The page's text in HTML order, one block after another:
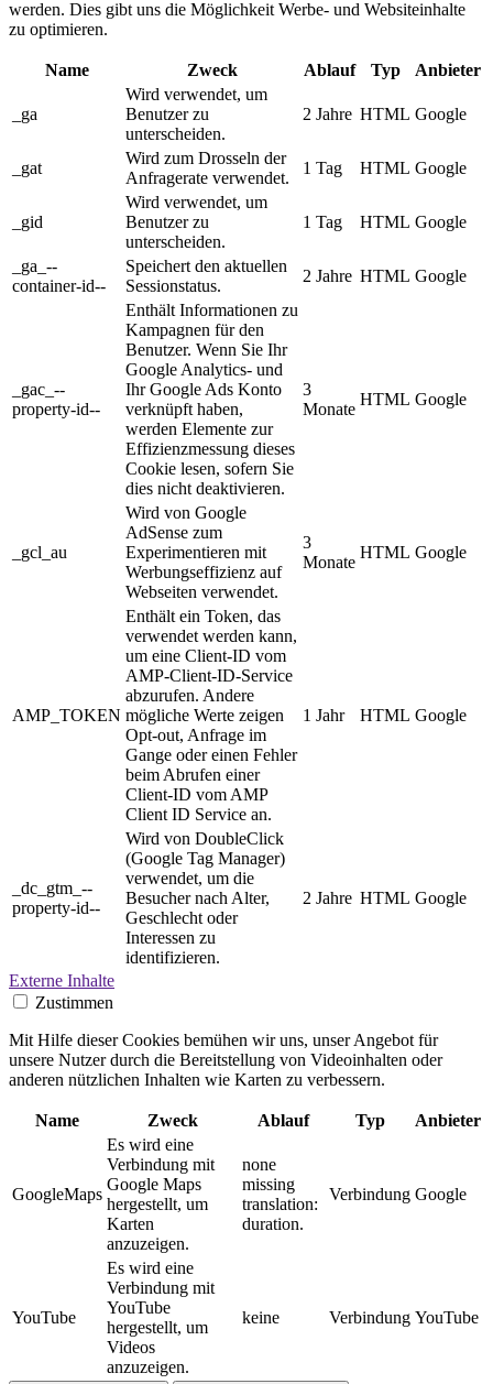
werden. Dies gibt uns die Möglichkeit Werbe- und Websiteinhalte
zu optimieren.
Name Zweck Ablauf Typ Anbieter
_ga
Wird verwendet, um
Benutzer zu
unterscheiden.
2 Jahre HTML Google
_gat
Wird zum Drosseln der
Anfragerate verwendet.
1 Tag HTML Google
_gid
Wird verwendet, um
Benutzer zu
unterscheiden.
1 Tag HTML Google
_ga_--
container-id--
Speichert den aktuellen
Sessionstatus.
2 Jahre HTML Google
_gac_--
property-id--
Enthält Informationen zu
Kampagnen für den
Benutzer. Wenn Sie Ihr
Google Analytics- und
Ihr Google Ads Konto
verknüpft haben,
werden Elemente zur
Effizienzmessung dieses
Cookie lesen, sofern Sie
dies nicht deaktivieren.
3
Monate
HTML Google
_gcl_au
Wird von Google
AdSense zum
Experimentieren mit
Werbungseffizienz auf
Webseiten verwendet.
3
Monate
HTML Google
AMP_TOKEN
Enthält ein Token, das
verwendet werden kann,
um eine Client-ID vom
AMP-Client-ID-Service
abzurufen. Andere
mögliche Werte zeigen
Opt-out, Anfrage im
Gange oder einen Fehler
beim Abrufen einer
Client-ID vom AMP
Client ID Service an.
1 Jahr HTML Google
_dc_gtm_--
property-id--
Wird von DoubleClick
(Google Tag Manager)
verwendet, um die
Besucher nach Alter,
Geschlecht oder
Interessen zu
identifizieren.
2 Jahre HTML Google
Externe Inhalte
Zustimmen
Mit Hilfe dieser Cookies bemühen wir uns, unser Angebot für
unsere Nutzer durch die Bereitstellung von Videoinhalten oder
anderen nützlichen Inhalten wie Karten zu verbessern.
Name Zweck Ablauf Typ Anbieter
GoogleMaps
Es wird eine
Verbindung mit
Google Maps
hergestellt, um
Karten
anzuzeigen.
none
missing
translation:
duration.
Verbindung Google
YouTube
Es wird eine
Verbindung mit
YouTube
hergestellt, um
Videos
anzuzeigen.
keine Verbindung YouTube